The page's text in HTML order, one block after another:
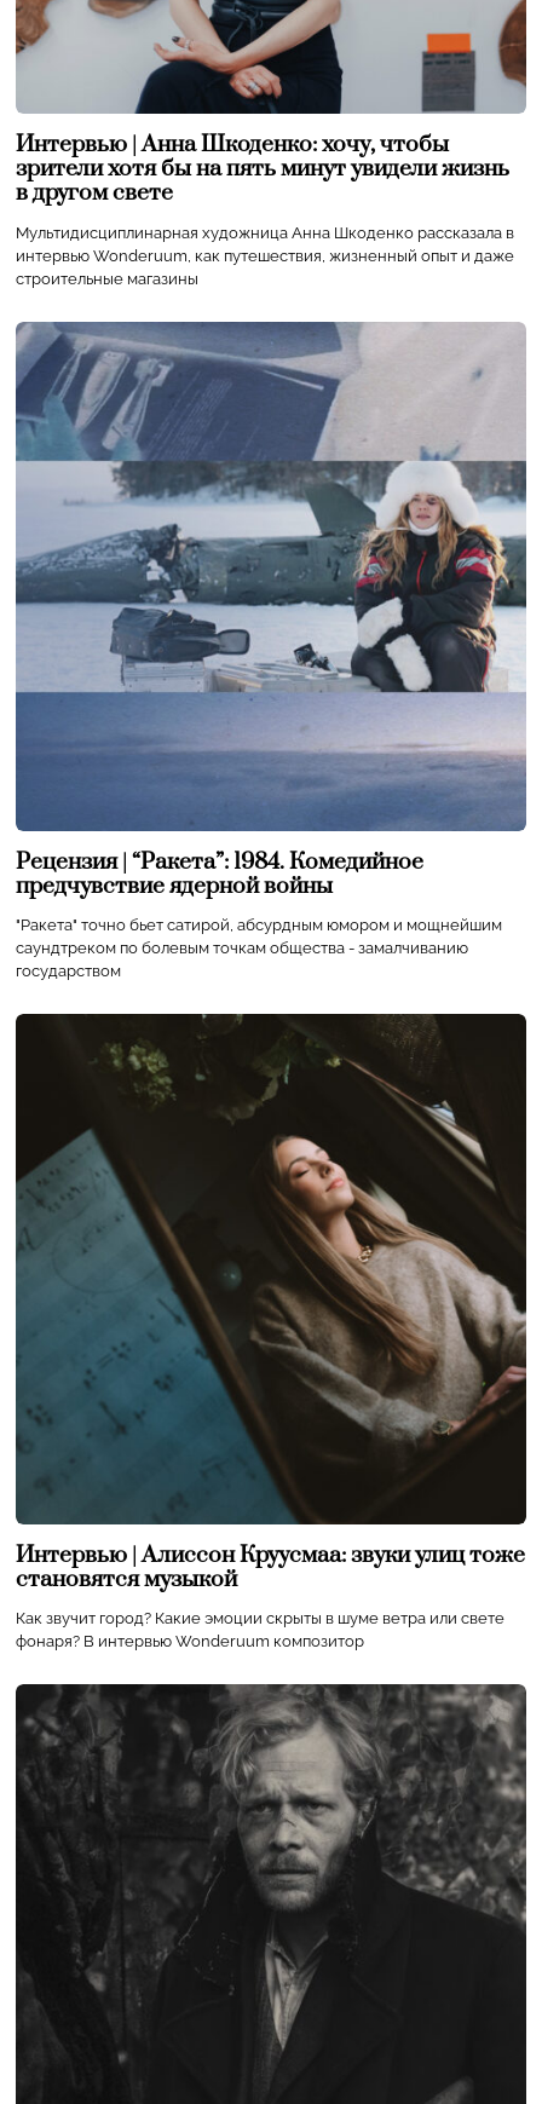
Интервью | Анна Шкоденко: хочу, чтобы
зрители хотя бы на пять минут увидели жизнь
в другом свете
Мультидисциплинарная художница Анна Шкоденко рассказала в
интервью Wonderuum, как путешествия, жизненный опыт и даже
строительные магазины
Рецензия | “Ракета”: 1984. Комедийное
предчувствие ядерной войны
"Ракета" точно бьет сатирой, абсурдным юмором и мощнейшим
саундтреком по болевым точкам общества - замалчиванию
государством
Интервью | Алиссон Круусмаа: звуки улиц тоже
становятся музыкой
Как звучит город? Какие эмоции скрыты в шуме ветра или свете
фонаря? В интервью Wonderuum композитор